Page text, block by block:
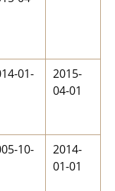
01-
2015-
04-01
10-
2014-
01-01